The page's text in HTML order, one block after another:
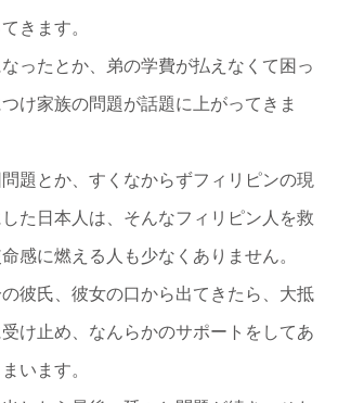
きます。
ったとか、弟の学費が払えなくて困っ
け家族の問題が話題に上がってきま
題とか、すくなからずフィリピンの現
た日本人は、そんなフィリピン人を救
感に燃える人も少なくありません。
彼氏、彼女の口から出てきたら、大抵
け止め、なんらかのサポートをしてあ
います。